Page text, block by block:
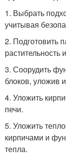
1. Выбрать
учитывая
2. Подготовить
растительность
3. Соорудить
блоков, уложив
4. Уложить
печи.
5. Уложить
кирпичами и
тепла.